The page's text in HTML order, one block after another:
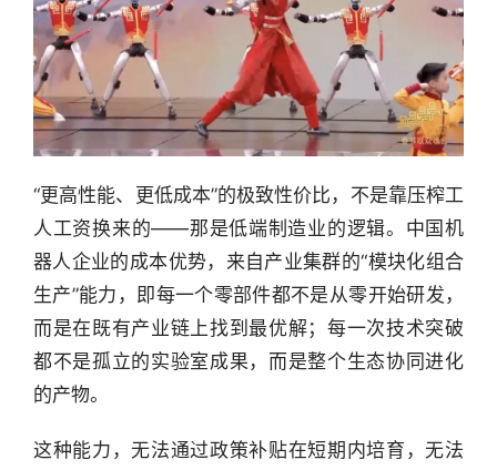
“更高性能、更低成本”的极致性价比，不是靠压榨工
人工资换来的——那是低端制造业的逻辑。中国机
器人企业的成本优势，来自产业集群的“模块化组合
生产”能力，即每一个零部件都不是从零开始研发，
而是在既有产业链上找到最优解；每一次技术突破
都不是孤立的实验室成果，而是整个生态协同进化
的产物。
这种能力，无法通过政策补贴在短期内培育，无法